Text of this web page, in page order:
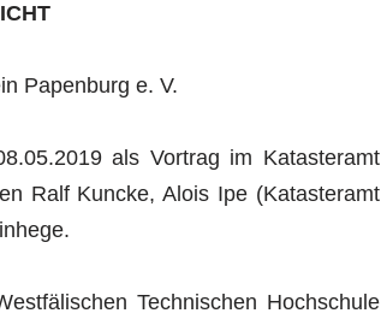
Papenburg e. V.
als Vortrag im Katasteramt
Ralf Kuncke, Alois Ipe (Katasteramt
Technischen Hochschule